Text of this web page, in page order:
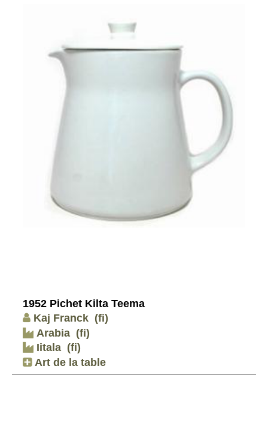
1952 Pichet Kilta Teema
Kaj Franck (fi)
Arabia (fi)
Iitala (fi)
Art de la table